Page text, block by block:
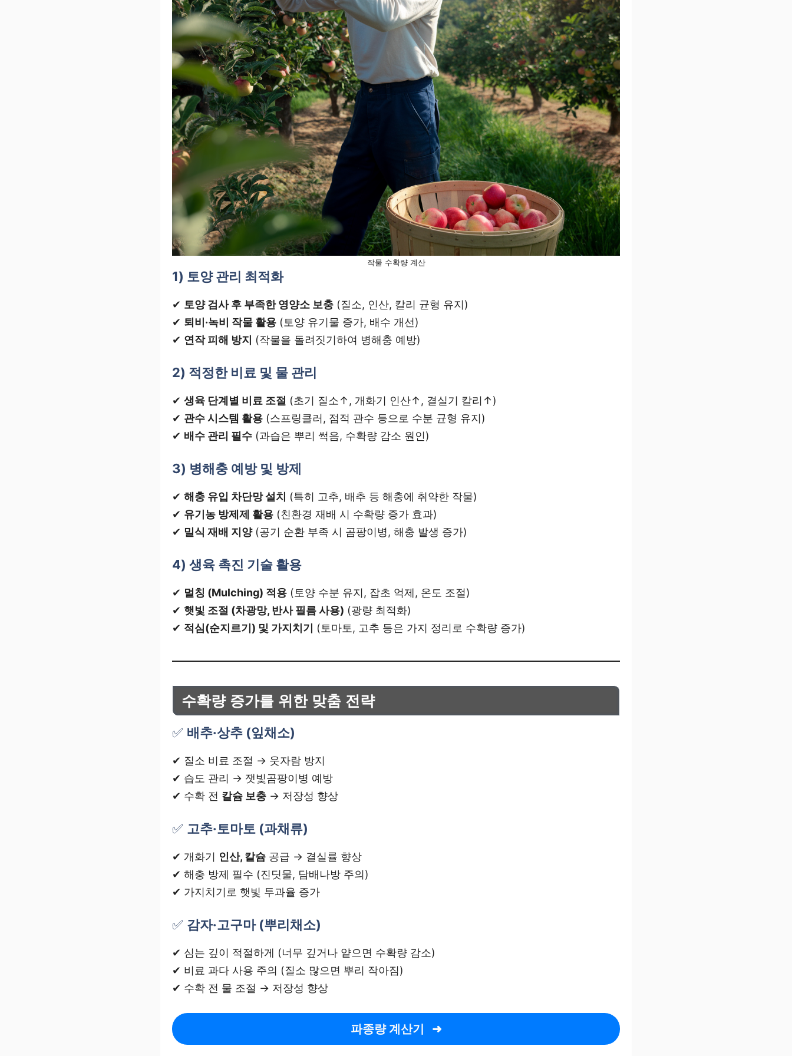
작물 수확량 계산
1) 토양 관리 최적화
✔ 토양 검사 후 부족한 영양소 보충 (질소, 인산, 칼리 균형 유지)
✔ 퇴비·녹비 작물 활용 (토양 유기물 증가, 배수 개선)
✔ 연작 피해 방지 (작물을 돌려짓기하여 병해충 예방)
2) 적정한 비료 및 물 관리
✔ 생육 단계별 비료 조절 (초기 질소↑, 개화기 인산↑, 결실기 칼리↑)
✔ 관수 시스템 활용 (스프링클러, 점적 관수 등으로 수분 균형 유지)
✔ 배수 관리 필수 (과습은 뿌리 썩음, 수확량 감소 원인)
3) 병해충 예방 및 방제
✔ 해충 유입 차단망 설치 (특히 고추, 배추 등 해충에 취약한 작물)
✔ 유기농 방제제 활용 (친환경 재배 시 수확량 증가 효과)
✔ 밀식 재배 지양(공기 순환 부족 시 곰팡이병, 해충 발생 증가)
4) 생육 촉진 기술 활용
✔ 멀칭 (Mulching) 적용 (토양 수분 유지, 잡초 억제, 온도 조절)
✔ 햇빛 조절 (차광망, 반사 필름 사용) (광량 최적화)
✔ 적심(순지르기) 및 가지치기 (토마토, 고추 등은 가지 정리로 수확량 증가)
수확량 증가를 위한 맞춤 전략
✅ 배추·상추 (잎채소)
✔ 질소 비료 조절 → 웃자람 방지
✔ 습도 관리 → 잿빛곰팡이병 예방
✔ 수확 전 칼슘 보충 → 저장성 향상
✅ 고추·토마토 (과채류)
✔ 개화기 인산, 칼슘 공급 → 결실률 향상
✔ 해충 방제 필수 (진딧물, 담배나방 주의)
✔ 가지치기로 햇빛 투과율 증가
✅ 감자·고구마 (뿌리채소)
✔ 심는 깊이 적절하게 (너무 깊거나 얕으면 수확량 감소)
✔ 비료 과다 사용 주의 (질소 많으면 뿌리 작아짐)
✔ 수확 전 물 조절 → 저장성 향상
파종량 계산기